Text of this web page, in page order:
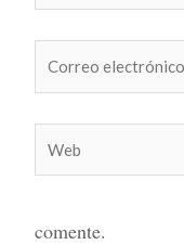
electrónico*
comente.